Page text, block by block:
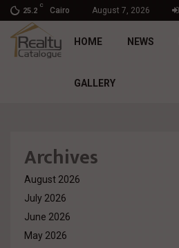
25.2
C
Cairo August 7, 2026
HOME NEWS
GALLERY
Archives
August 2026
July 2026
June 2026
May 2026